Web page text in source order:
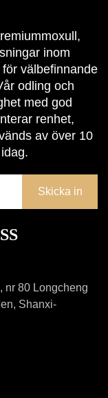
inom
välbefinnande
odling och
med god
renhet,
av över 10
nr 80 Longcheng
Shanxi-